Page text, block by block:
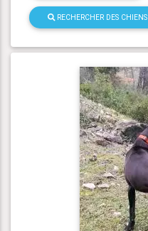
RECHERCHER DES CHIENS